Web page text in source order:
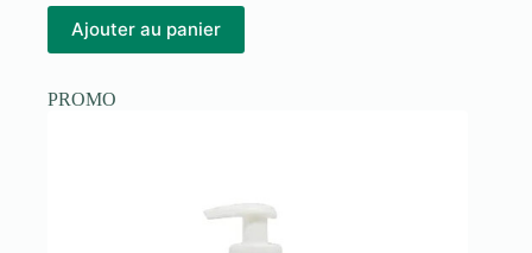
était :
est :
Ajouter au panier
PROMO